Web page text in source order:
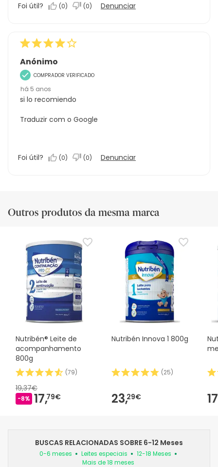
Foi útil? (0) (0) Denunciar
Anónimo
COMPRADOR VERIFICADO
há 5 anos
si lo recomiendo
Traduzir com o Google
Foi útil? (0) (0) Denunciar
Outros produtos da mesma marca
Nutribén® Leite de
acompanhamento
800g
(79)
19,37€
-8% 17,79€
Nutribén Innova 1 800g
(25)
23,29€
BUSCAS RELACIONADAS SOBRE 6-12 Meses
0-6 meses Leites especiais
12-18 Meses
Mais de 18 meses